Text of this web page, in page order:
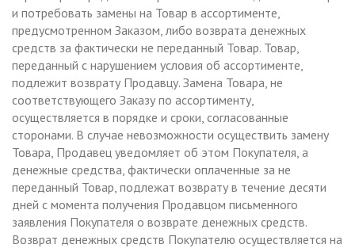
и потребовать замены на Товар в ассортименте,
предусмотренном Заказом, либо возврата денежных
средств за фактически не переданный Товар. Товар,
переданный с нарушением условия об ассортименте,
подлежит возврату Продавцу. Замена Товара, не
соответствующего Заказу по ассортименту,
осуществляется в порядке и сроки, согласованные
сторонами. В случае невозможности осуществить замену
Товара, Продавец уведомляет об этом Покупателя, а
денежные средства, фактически оплаченные за не
переданный Товар, подлежат возврату в течение десяти
дней с момента получения Продавцом письменного
заявления Покупателя о возврате денежных средств.
Возврат денежных средств Покупателю осуществляется на